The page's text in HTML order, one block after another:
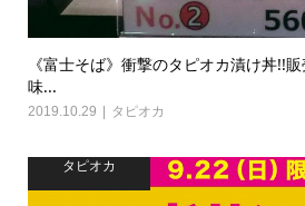
《富士そば》衝撃のタピオカ漬け丼!!
味...
2019.10.29 タピオカ
タピオカ